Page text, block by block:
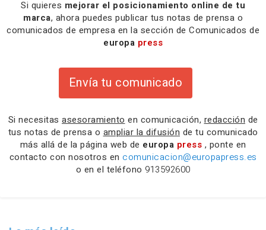
Si quieres mejorar el posicionamiento online de tu
marca, ahora puedes publicar tus notas de prensa o
comunicados de empresa en la sección de Comunicados de
europa press
Envía tu comunicado
Si necesitas asesoramiento en comunicación, redacción de
tus notas de prensa o ampliar la difusión de tu comunicado
más allá de la página web de europa press , ponte en
contacto con nosotros en comunicacion@europapress.es
o en el teléfono 913592600